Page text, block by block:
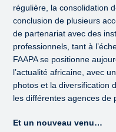
régulière, la consolidation
conclusion de plusieurs
de partenariat avec des
professionnels, tant à
FAAPA se positionne
l’actualité africaine, avec
photos et la diversification
les différentes agences de
Et un nouveau venu…